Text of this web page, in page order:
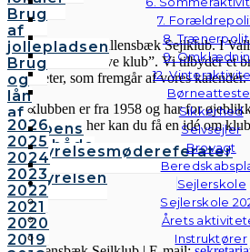
7.
8.
9.
12.
Sikkerhed
Selvsejler
Brovagt
Sejlerskole
Sejlerskole
Årets
Instruktører
Brug
af
jollepladsen
Brug
og
lån
af
klubbens
følgebåde
Vedtægter
Bestyrelsen
Bestyrelsesmødereferater
2026
2025
2024
2023
2022
2021
2020
2019
VSK
Velkommen til Vallensbæk Sejlklub. I
mottoet “den aktive klub”. Vi tilbyder et
aktiviteter, som fremgår af vores kalender.
Sejlklubben er fra 1958 og har for
hjemmesiden her kan du få en idé om
aktiviteter.